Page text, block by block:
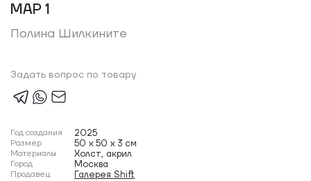
MAP 1
Полина Шилкините
Задать вопрос по товару
Год создания 2025
Размер 50 x 50 x 3 см
Материалы Холст, акрил
Город Москва
Продавец Галерея Shift